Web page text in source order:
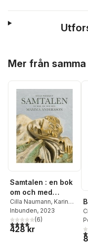
Mer från
Samtalen : en bok
om och med
Mamma Andersson
Cilla Naumann, Karin
Mamma Andersson
Inbunden, 2023
4,0utav 5 stjärnor. Totalt
(6)
428 kr